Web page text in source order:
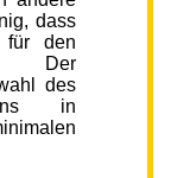
dass
für den
Der
des
in